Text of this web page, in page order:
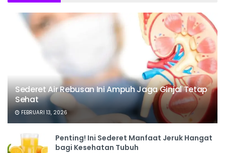
Sederet Air Rebusan Ini Ampuh Jaga Ginjal Tetap
Sehat
FEBRUARI 13, 2026
Penting! Ini Sederet Manfaat Jeruk Hangat
bagi Kesehatan Tubuh